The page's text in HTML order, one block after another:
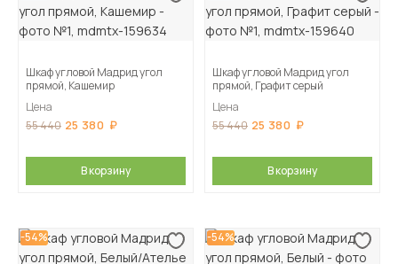
Шкаф угловой Мадрид угол
прямой, Кашемир
Цена
55 440 25 380
В корзину
Шкаф угловой Мадрид угол
прямой, Графит серый
Цена
55 440 25 380
В корзину
-54% -54%